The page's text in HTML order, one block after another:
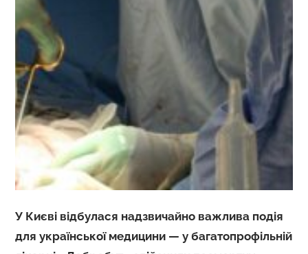
У Києві відбулася надзвичайно важлива подія
для української медицини — у багатопрофільній